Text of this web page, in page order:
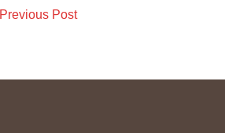
Previous Post